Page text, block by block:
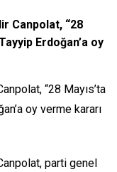
Canpolat, “28
Erdoğan’a oy
“28 Mayıs’ta
oy verme kararı
parti genel